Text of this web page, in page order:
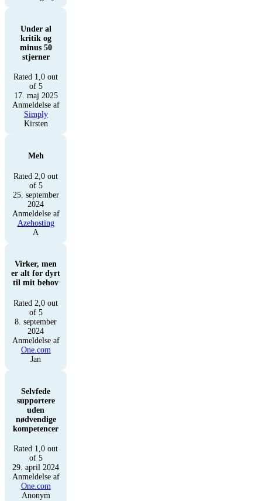
Under al
kritik og
minus 50
stjerner
Rated 1,0 out
of 5
17. maj 2025
Anmeldelse af
Simply
Kirsten
Meh
Rated 2,0 out
of 5
25. september
2024
Anmeldelse af
Azehosting
A
Virker, men
er alt for dyrt
til mit behov
Rated 2,0 out
of 5
8. september
2024
Anmeldelse af
One.com
Jan
Selvfede
supportere
uden
nødvendige
kompetencer
Rated 1,0 out
of 5
29. april 2024
Anmeldelse af
One.com
Anonym